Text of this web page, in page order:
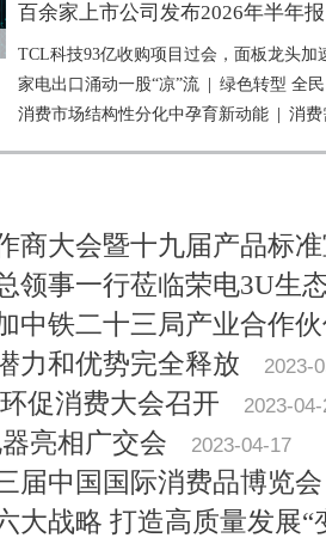
百余家上市公司发布2026年半年报
TCL科技93亿收购项目过会，面板龙头加
家电出口涌动一股“凉”流
绿色转型 全
消费市场结构性分化中孕育新动能
消费
商大会暨十九届产品标
领事一行莅临荣电3U生
中铁二十三局产业合作
力和优势完全释放
2023-
促消费大会召开 2023-
亮相广交会 2023-04-17
届中国国际消费品博览会
大战略 打造高质量发展“